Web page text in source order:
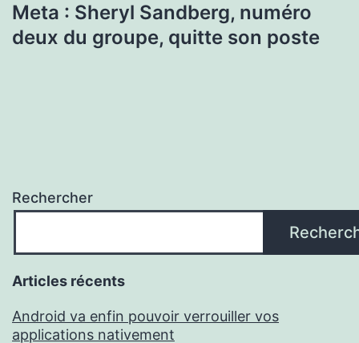
Meta : Sheryl Sandberg, numéro
deux du groupe, quitte son poste
Rechercher
Articles récents
Android va enfin pouvoir verrouiller vos
applications nativement